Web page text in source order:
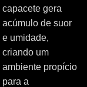
capacete gera
acúmulo de suor
e umidade,
criando um
ambiente propício
para a